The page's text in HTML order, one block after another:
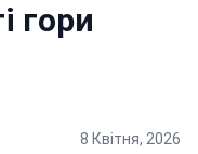
гори
8 Квітня, 2026